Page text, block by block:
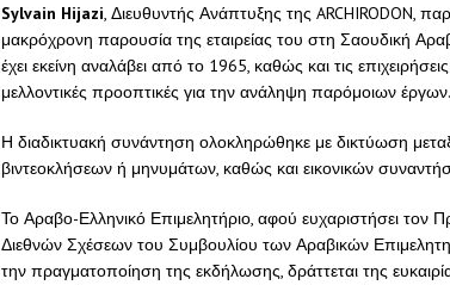
Sylvain Hijazi, Διευθυντής Ανάπτυξης της ARCHIRODON,
μακρόχρονη παρουσία της εταιρείας του στη Σαουδική
έχει εκείνη αναλάβει από το 1965, καθώς και τις
μελλοντικές προοπτικές για την ανάληψη παρόμοιων έργων.
Η διαδικτυακή συνάντηση ολοκληρώθηκε με δικτύωση
βιντεοκλήσεων ή μηνυμάτων, καθώς και εικονικών
Το Αραβο-Ελληνικό Επιμελητήριο, αφού ευχαριστήσει τον
Διεθνών Σχέσεων του Συμβουλίου των Αραβικών
την πραγματοποίηση της εκδήλωσης, δράττεται της